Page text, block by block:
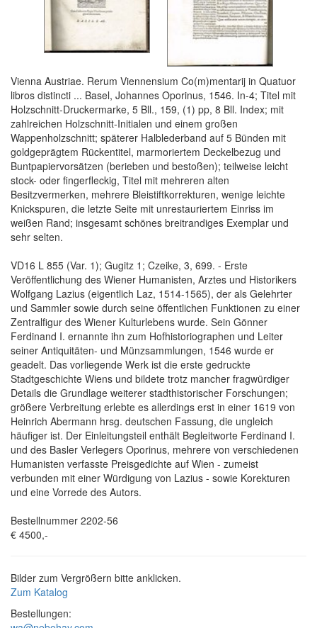
Vienna Austriae. Rerum Viennensium Co(m)mentarij in Quatuor
libros distincti ... Basel, Johannes Oporinus, 1546. In-4; Titel mit
Holzschnitt-Druckermarke, 5 Bll., 159, (1) pp, 8 Bll. Index; mit
zahlreichen Holzschnitt-Initialen und einem großen
Wappenholzschnitt; späterer Halblederband auf 5 Bünden mit
goldgeprägtem Rückentitel, marmoriertem Deckelbezug und
Buntpapiervorsätzen (berieben und bestoßen); teilweise leicht
stock- oder fingerfleckig, Titel mit mehreren alten
Besitzvermerken, mehrere Bleistiftkorrekturen, wenige leichte
Knickspuren, die letzte Seite mit unrestauriertem Einriss im
weißen Rand; insgesamt schönes breitrandiges Exemplar und
sehr selten.
VD16 L 855 (Var. 1); Gugitz 1; Czeike, 3, 699. - Erste
Veröffentlichung des Wiener Humanisten, Arztes und Historikers
Wolfgang Lazius (eigentlich Laz, 1514-1565), der als Gelehrter
und Sammler sowie durch seine öffentlichen Funktionen zu einer
Zentralfigur des Wiener Kulturlebens wurde. Sein Gönner
Ferdinand I. ernannte ihn zum Hofhistoriographen und Leiter
seiner Antiquitäten- und Münzsammlungen, 1546 wurde er
geadelt. Das vorliegende Werk ist die erste gedruckte
Stadtgeschichte Wiens und bildete trotz mancher fragwürdiger
Details die Grundlage weiterer stadthistorischer Forschungen;
größere Verbreitung erlebte es allerdings erst in einer 1619 von
Heinrich Abermann hrsg. deutschen Fassung, die ungleich
häufiger ist. Der Einleitungsteil enthält Begleitworte Ferdinand I.
und des Basler Verlegers Oporinus, mehrere von verschiedenen
Humanisten verfasste Preisgedichte auf Wien - zumeist
verbunden mit einer Würdigung von Lazius - sowie Korekturen
und eine Vorrede des Autors.
Bestellnummer 2202-56
€ 4500,-
Bilder zum Vergrößern bitte anklicken.
Zum Katalog
Bestellungen: